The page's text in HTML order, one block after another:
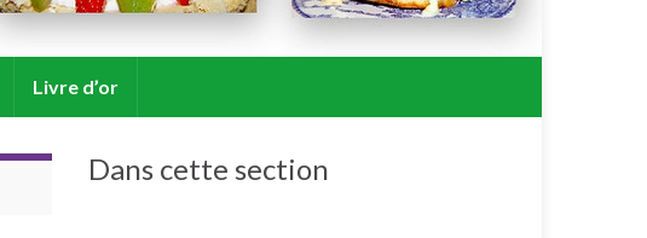
Livre d’or
Dans cette section